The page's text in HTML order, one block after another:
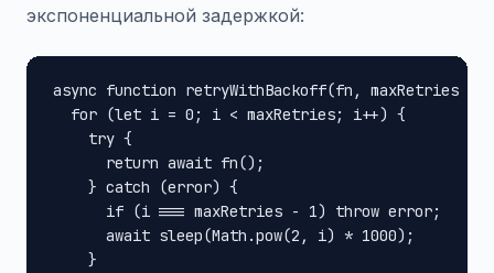
экспоненциальной задержкой:
async function retryWithBackoff(fn, maxRetries =
  for (let i = 0; i < maxRetries; i++) {
    try {
      return await fn();
    } catch (error) {
      if (i === maxRetries - 1) throw error;
      await sleep(Math.pow(2, i) * 1000);
    }